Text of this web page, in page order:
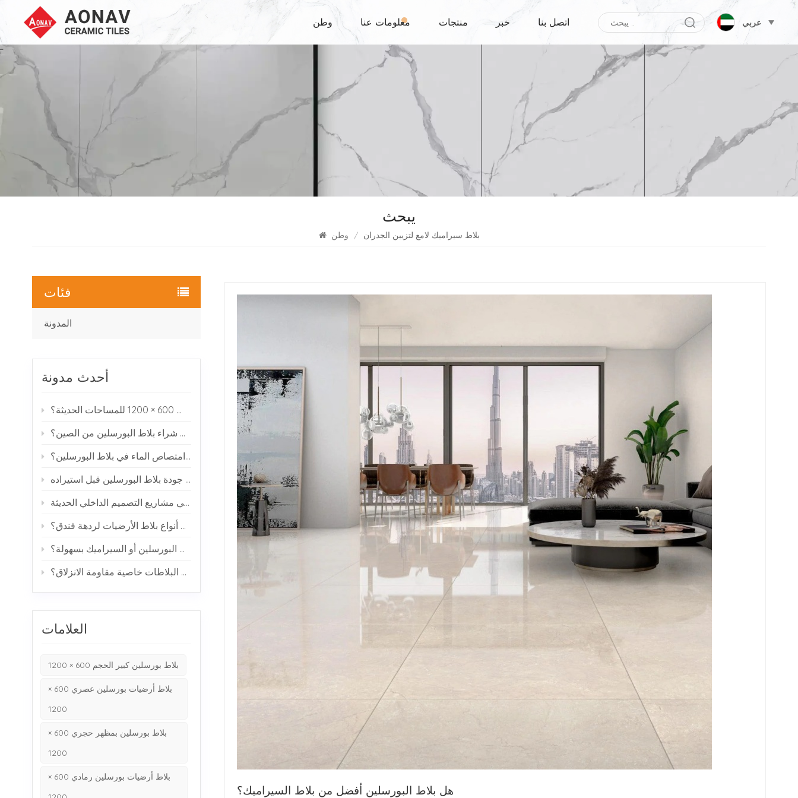
وطن معلومات عنا منتجات خبر اتصل بنا عربي
يبحث
/ بلاط سيراميك لامع لتزيين الجدران
هل بلاط البورسلين أفضل من بلاط السيراميك؟
فئات
المدونة
أحدث مدونة
كيف يمكنك شراء بلاط البورسلين من الصين؟
ماذا يعني امتصاص الماء في بلاط البورسلين؟
كيفية فحص جودة بلاط البورسلين قبل استيراده
بلاط البورسلين ذو مظهر الرخام: لماذا يحظى بشعبية في مشاريع التصميم الداخلي الحديثة
ما هي أفضل أنواع بلاط الأرضيات لردهة فندق؟
هل تتشقق بلاطات البورسلين أو السيراميك بسهولة؟
كيف تحقق البلاطات خاصية مقاومة الانزلاق؟
العلامات
بلاط بورسلين كبير الحجم 600 × 1200
بلاط أرضيات بورسلين عصري 600 ×
1200
بلاط بورسلين بمظهر حجري 600 ×
1200
بلاط أرضيات بورسلين رمادي 600 ×